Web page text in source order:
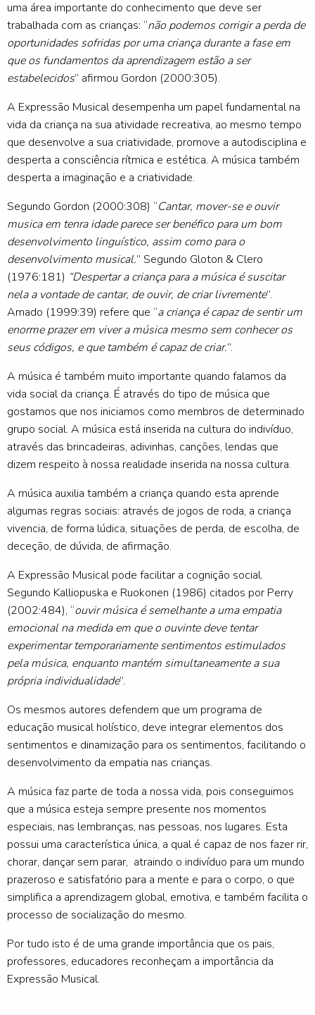
uma área importante do conhecimento que deve ser
trabalhada com as crianças: “não podemos corrigir a perda de
oportunidades sofridas por uma criança durante a fase em
que os fundamentos da aprendizagem estão a ser
estabelecidos” afirmou Gordon (2000:305).
A Expressão Musical desempenha um papel fundamental na
vida da criança na sua atividade recreativa, ao mesmo tempo
que desenvolve a sua criatividade, promove a autodisciplina e
desperta a consciência rítmica e estética. A música também
desperta a imaginação e a criatividade.
Segundo Gordon (2000:308) “Cantar, mover-se e ouvir
musica em tenra idade parece ser benéfico para um bom
desenvolvimento linguístico, assim como para o
desenvolvimento musical.” Segundo Gloton & Clero
(1976:181) “Despertar a criança para a música é suscitar
nela a vontade de cantar, de ouvir, de criar livremente”.
Amado (1999:39) refere que “a criança é capaz de sentir um
enorme prazer em viver a música mesmo sem conhecer os
seus códigos, e que também é capaz de criar.”.
A música é também muito importante quando falamos da
vida social da criança. É através do tipo de música que
gostamos que nos iniciamos como membros de determinado
grupo social. A música está inserida na cultura do indivíduo,
através das brincadeiras, adivinhas, canções, lendas que
dizem respeito à nossa realidade inserida na nossa cultura.
A música auxilia também a criança quando esta aprende
algumas regras sociais: através de jogos de roda, a criança
vivencia, de forma lúdica, situações de perda, de escolha, de
deceção, de dúvida, de afirmação.
A Expressão Musical pode facilitar a cognição social.
Segundo Kalliopuska e Ruokonen (1986) citados por Perry
(2002:484), “ouvir música é semelhante a uma empatia
emocional na medida em que o ouvinte deve tentar
experimentar temporariamente sentimentos estimulados
pela música, enquanto mantém simultaneamente a sua
própria individualidade”.
Os mesmos autores defendem que um programa de
educação musical holístico, deve integrar elementos dos
sentimentos e dinamização para os sentimentos, facilitando o
desenvolvimento da empatia nas crianças.
A música faz parte de toda a nossa vida, pois conseguimos
que a música esteja sempre presente nos momentos
especiais, nas lembranças, nas pessoas, nos lugares. Esta
possui uma característica única, a qual é capaz de nos fazer rir,
chorar, dançar sem parar, atraindo o indivíduo para um mundo
prazeroso e satisfatório para a mente e para o corpo, o que
simplifica a aprendizagem global, emotiva, e também facilita o
processo de socialização do mesmo.
Por tudo isto é de uma grande importância que os pais,
professores, educadores reconheçam a importância da
Expressão Musical.